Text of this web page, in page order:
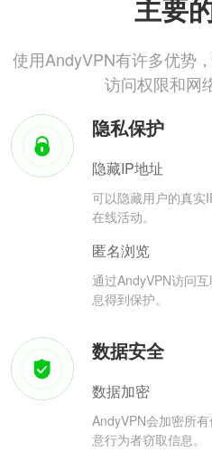
主要
使用AndyVPN有许多优势
访问权限和网
隐私保护
隐藏IP地址
可以隐藏用户的真实
在线活动。
匿名浏览
通过AndyVPN访问
息得到保护。
数据安全
数据加密
AndyVPN会加密所
意行为者窃取信息。